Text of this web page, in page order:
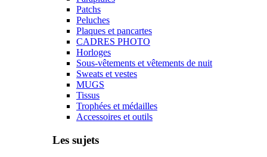
Patchs
Peluches
Plaques et pancartes
CADRES PHOTO
Horloges
Sous-vêtements et vêtements de nuit
Sweats et vestes
MUGS
Tissus
Trophées et médailles
Accessoires et outils
Les sujets